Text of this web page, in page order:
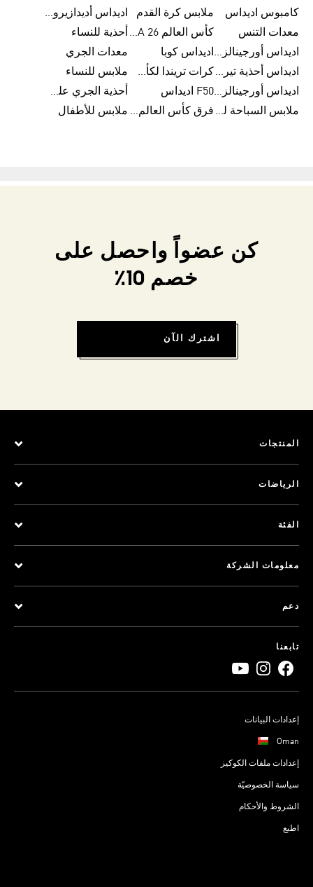
كامبوس اديداس
ملابس كرة القدم
اديداس أديدازيرو معدات الجري
معدات التنس
كأس العالم FIFA 26™ أحذية للنساء
اديداس أورجينالز ملابس للنساء اديداس كوبا
معدات الجري
اديداس أحذية تيريكس
كرات تريندا لكأس العالم FIFA 26™
ملابس للنساء
اديداس أورجينالز صنادل للنساءF50 اديداس
أحذية الجري على الطرق الوعرة للرجال
ملابس السباحة للنساء
فرق كأس العالم FIFA 26™ ملابس للأطفال
كن عضواً واحصل على
خصم 10٪
اشترك الآن
المنتجات
الرياضات
الفئة
معلومات الشركة
دعم
تابعنا
إعدادات البيانات
Oman
إعدادات ملفات الكوكيز
سياسة الخصوصيّة
الشروط والأحكام
اطبع